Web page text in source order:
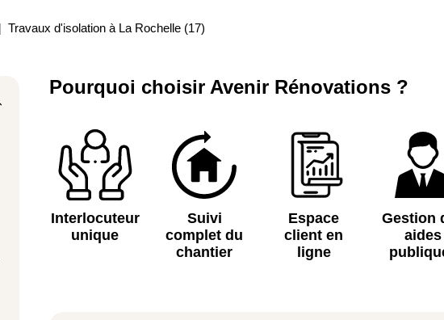
Travaux d'isolation à La Rochelle (17)
Pourquoi choisir Avenir Rénovations ?
Interlocuteur
unique
Suivi
complet du
chantier
Espace
client en
ligne
Gestion
aides